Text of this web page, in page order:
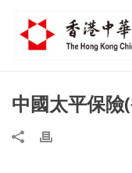
中國太平保險